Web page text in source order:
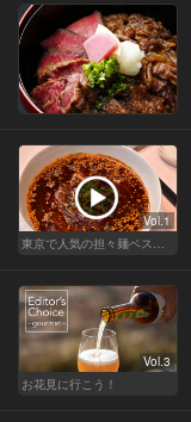
Vol.1
東京で人気の担々麺ベストセレクション！
Vol.3
お花見に行こう！